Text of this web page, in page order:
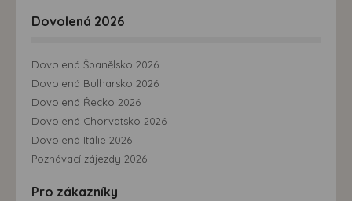
Dovolená 2026
Dovolená Španělsko 2026
Dovolená Bulharsko 2026
Dovolená Řecko 2026
Dovolená Chorvatsko 2026
Dovolená Itálie 2026
Poznávací zájezdy 2026
Pro zákazníky